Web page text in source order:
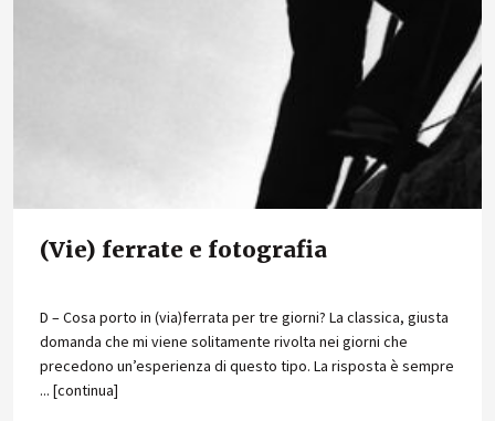
(Vie) ferrate e fotografia
D – Cosa porto in (via)ferrata per tre giorni? La classica, giusta
domanda che mi viene solitamente rivolta nei giorni che
precedono un’esperienza di questo tipo. La risposta è sempre
... [continua]